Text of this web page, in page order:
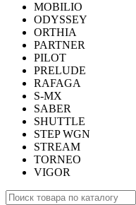
MOBILIO
ODYSSEY
ORTHIA
PARTNER
PILOT
PRELUDE
RAFAGA
S-MX
SABER
SHUTTLE
STEP WGN
STREAM
TORNEO
VIGOR